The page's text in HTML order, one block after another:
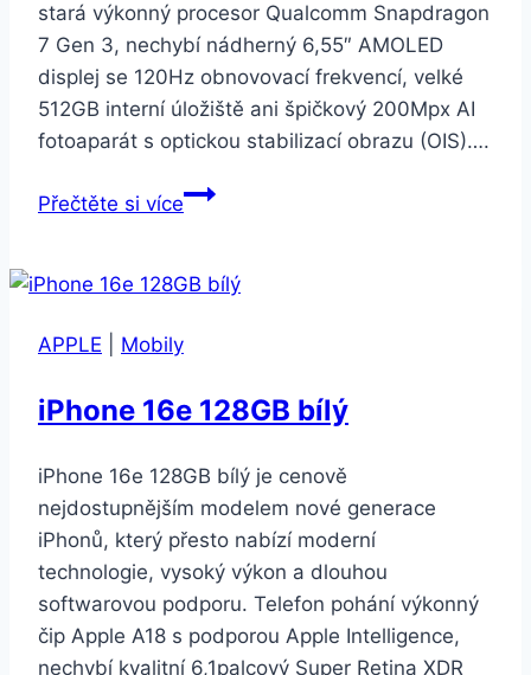
stará výkonný procesor Qualcomm Snapdragon
7 Gen 3, nechybí nádherný 6,55″ AMOLED
displej se 120Hz obnovovací frekvencí, velké
512GB interní úložiště ani špičkový 200Mpx AI
fotoaparát s optickou stabilizací obrazu (OIS)….
Přečtěte si víceHONOR
Orange
APPLE Mobily
iPhone 16e 128GB bílý
iPhone 16e 128GB bílý je cenově
nejdostupnějším modelem nové generace
iPhonů, který přesto nabízí moderní
technologie, vysoký výkon a dlouhou
softwarovou podporu. Telefon pohání výkonný
čip Apple A18 s podporou Apple Intelligence,
nechybí kvalitní 6,1palcový Super Retina XDR